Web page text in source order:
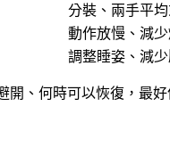
分裝、兩手平
動作放慢、減
調整睡姿、減
、何時可以恢復，最